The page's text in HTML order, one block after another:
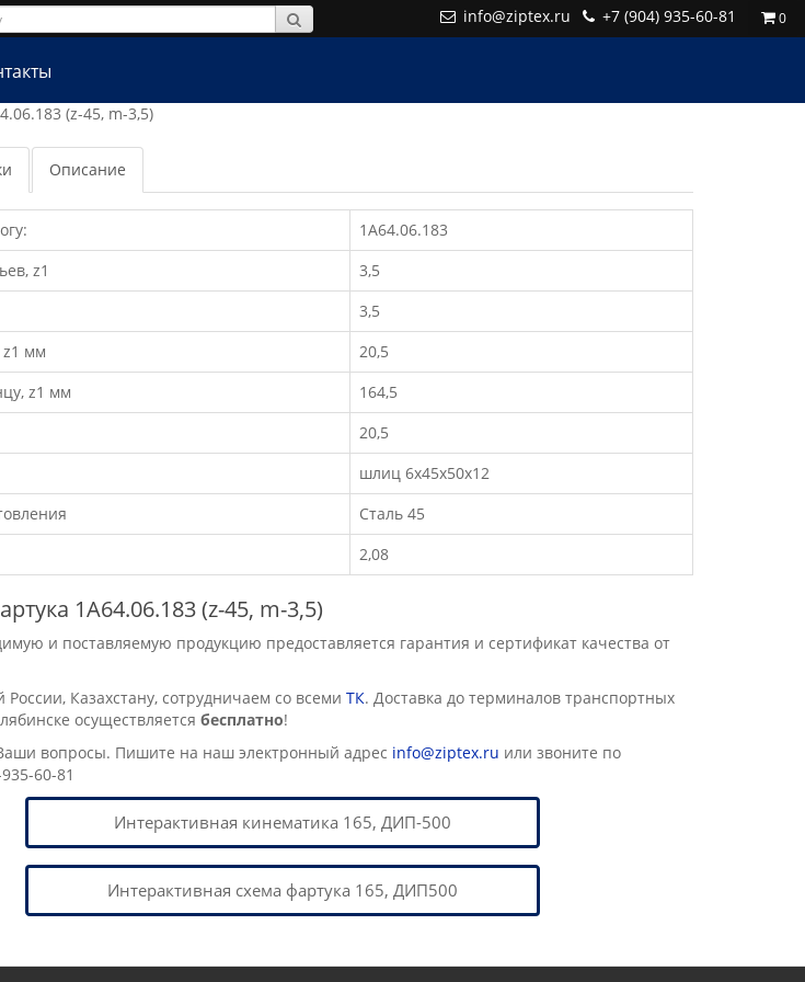
info@ziptex.ru +7 (904) 935-60-81 0
(z-45, m-3,5)
Описание
1А64.06.183
z1
3,5
3,5
мм
20,5
z1 мм
164,5
20,5
шлиц 6х45х50х12
Сталь 45
2,08
1А64.06.183 (z-45, m-3,5)
и поставляемую продукцию предоставляется гарантия и сертификат качества от
России, Казахстану, сотрудничаем со всеми ТК. Доставка до терминалов транспортных
осуществляется бесплатно!
вопросы. Пишите на наш электронный адрес info@ziptex.ru или звоните по
60-81
Интерактивная кинематика 165, ДИП-500
Интерактивная схема фартука 165, ДИП500